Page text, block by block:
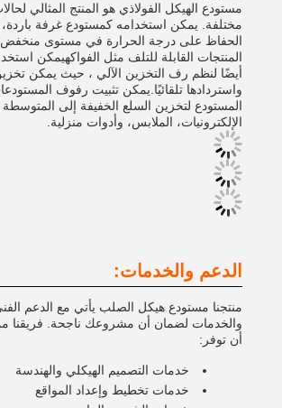
مستودع الهيكل الفولاذي هو المنتج المثالي
مختلفة. يمكن استخدامه كمستودع غرفة
الحفاظ على درجة الحرارة في مستوى
المنتجات القابلة للتلف مثل الفواكهيمكن
أيضًا لنظم رف التخزين الآلي ، حيث يمكن تخزين
واستردادها تلقائيًا.يمكن تثبيت رفوف
المستودع لتخزين السلع الخفيفة إلى
الإلكترونيات، الملابس، وأدوات منزلية.
الدعم والخدمات:
منتجنا مستودع هيكل الصلب يأتي مع الدعم
والخدمات لضمان أن مشروعك ناجحة. فريقنا
أن توفر:
خدمات التصميم الهيكلي والهندسة
خدمات تخطيط وإعداد المواقع